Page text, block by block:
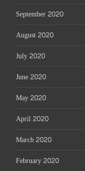
September 2020
August 2020
July 2020
June 2020
May 2020
April 2020
March 2020
February 2020